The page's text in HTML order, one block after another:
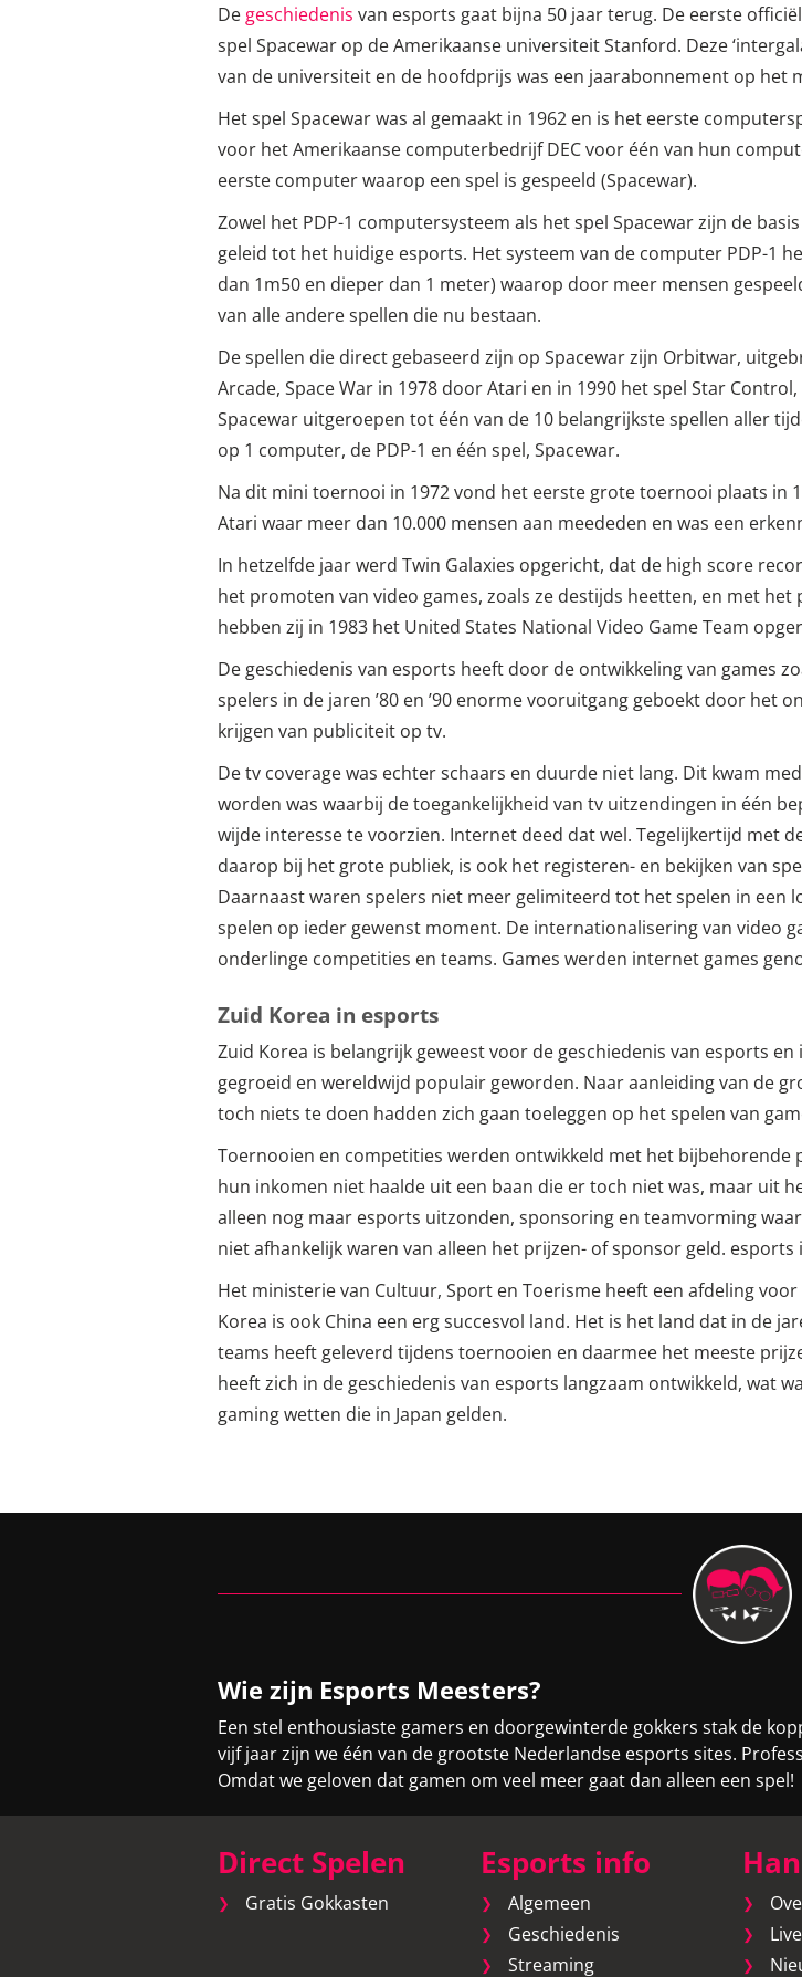
De geschiedenis van esports gaat bijna 50 jaar terug. De eerste
spel Spacewar op de Amerikaanse universiteit Stanford. Deze
van de universiteit en de hoofdprijs was een jaarabonnement op het
Het spel Spacewar was al gemaakt in 1962 en is het eerste
voor het Amerikaanse computerbedrijf DEC voor één van hun
eerste computer waarop een spel is gespeeld (Spacewar).
Zowel het PDP-1 computersysteem als het spel Spacewar zijn de
geleid tot het huidige esports. Het systeem van de computer PDP-1
dan 1m50 en dieper dan 1 meter) waarop door meer mensen
van alle andere spellen die nu bestaan.
De spellen die direct gebaseerd zijn op Spacewar zijn Orbitwar,
Arcade, Space War in 1978 door Atari en in 1990 het spel Star
Spacewar uitgeroepen tot één van de 10 belangrijkste spellen aller
op 1 computer, de PDP-1 en één spel, Spacewar.
Na dit mini toernooi in 1972 vond het eerste grote toernooi plaats in
Atari waar meer dan 10.000 mensen aan meededen en was een
In hetzelfde jaar werd Twin Galaxies opgericht, dat de high score
het promoten van video games, zoals ze destijds heetten, en met
hebben zij in 1983 het United States National Video Game Team
De geschiedenis van esports heeft door de ontwikkeling van games
spelers in de jaren ’80 en ’90 enorme vooruitgang geboekt door het
krijgen van publiciteit op tv.
De tv coverage was echter schaars en duurde niet lang. Dit kwam
worden was waarbij de toegankelijkheid van tv uitzendingen in één
wijde interesse te voorzien. Internet deed dat wel. Tegelijkertijd met
daarop bij het grote publiek, is ook het registeren- en bekijken van
Daarnaast waren spelers niet meer gelimiteerd tot het spelen in een
spelen op ieder gewenst moment. De internationalisering van video
onderlinge competities en teams. Games werden internet games
Zuid Korea in esports
Zuid Korea is belangrijk geweest voor de geschiedenis van esports
gegroeid en wereldwijd populair geworden. Naar aanleiding van de
toch niets te doen hadden zich gaan toeleggen op het spelen van
Toernooien en competities werden ontwikkeld met het
hun inkomen niet haalde uit een baan die er toch niet was, maar uit
alleen nog maar esports uitzonden, sponsoring en teamvorming
niet afhankelijk waren van alleen het prijzen- of sponsor geld.
Het ministerie van Cultuur, Sport en Toerisme heeft een afdeling
Korea is ook China een erg succesvol land. Het is het land dat in de
teams heeft geleverd tijdens toernooien en daarmee het meeste
heeft zich in de geschiedenis van esports langzaam ontwikkeld, wat
gaming wetten die in Japan gelden.
Wie zijn Esports Meesters?
Een stel enthousiaste gamers en doorgewinterde gokkers stak de
vijf jaar zijn we één van de grootste Nederlandse esports sites.
Omdat we geloven dat gamen om veel meer gaat dan alleen een spel!
Direct Spelen
Gratis Gokkasten
Esports info
Algemeen
Geschiedenis
Streaming